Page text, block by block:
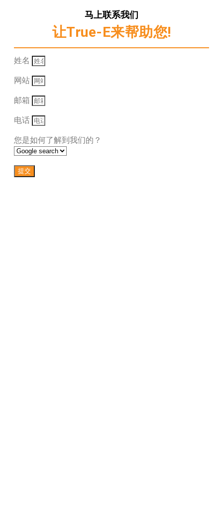
马上联系我们
让True-E来帮助您!
姓名
网站
邮箱
电话
您是如何了解到我们的？
提交